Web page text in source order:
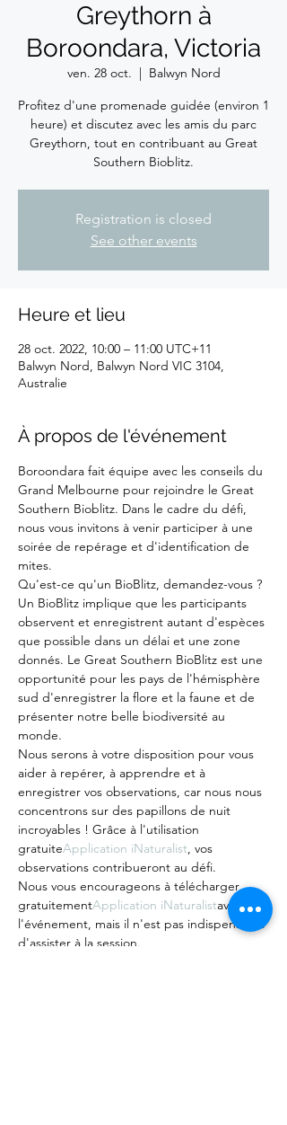
Greythorn à
Boroondara, Victoria
ven. 28 oct.
  |
Balwyn Nord
Profitez d'une promenade guidée (environ 1
heure) et discutez avec les amis du parc
Greythorn, tout en contribuant au Great
Southern Bioblitz.
Registration is closed
See other events
Heure et lieu
28 oct. 2022, 10:00 – 11:00 UTC+11
Balwyn Nord, Balwyn Nord VIC 3104,
Australie
À propos de l'événement
Boroondara fait équipe avec les conseils du
Grand Melbourne pour rejoindre le Great
Southern Bioblitz. Dans le cadre du défi,
nous vous invitons à venir participer à une
soirée de repérage et d'identification de
mites.
Qu'est-ce qu'un BioBlitz, demandez-vous ?
Un BioBlitz implique que les participants
observent et enregistrent autant d'espèces
que possible dans un délai et une zone
donnés. Le Great Southern BioBlitz est une
opportunité pour les pays de l'hémisphère
sud d'enregistrer la flore et la faune et de
présenter notre belle biodiversité au
monde.
Nous serons à votre disposition pour vous
aider à repérer, à apprendre et à
enregistrer vos observations, car nous nous
concentrons sur des papillons de nuit
incroyables ! Grâce à l'utilisation
gratuiteApplication iNaturalist, vos
observations contribueront au défi.
Nous vous encourageons à télécharger
gratuitementApplication iNaturalistavant
l'événement, mais il n'est pas indispensable
d'assister à la session.